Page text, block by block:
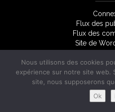
Flux des
Flux des
Site de
Facebook
Nous utilisons des cookies
expérience sur notre site web.
site, nous supposerons
Ok